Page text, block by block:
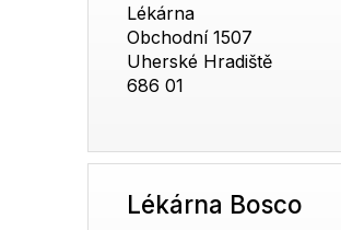
Lékárna
Obchodní 1507
Uherské Hradiště
686 01
Lékárna Bosco